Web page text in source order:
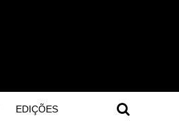
EDIÇÕES